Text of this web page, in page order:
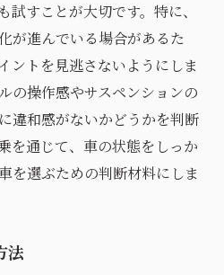
すことが大切です。特に、
が進んでいる場合があるた
ントを見逃さないようにしま
の操作感やサスペンションの
違和感がないかどうかを判断
を通じて、車の状態をしっか
を選ぶための判断材料にしま
法